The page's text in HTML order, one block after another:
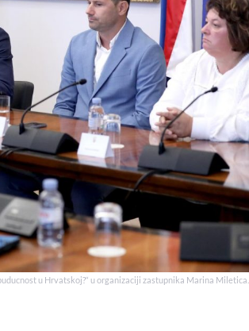
u Hrvatskoj?“ u organizaciji zastupnika Marina Miletica. .